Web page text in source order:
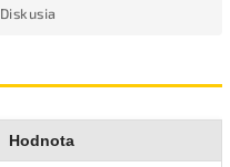
Diskusia
Hodnota